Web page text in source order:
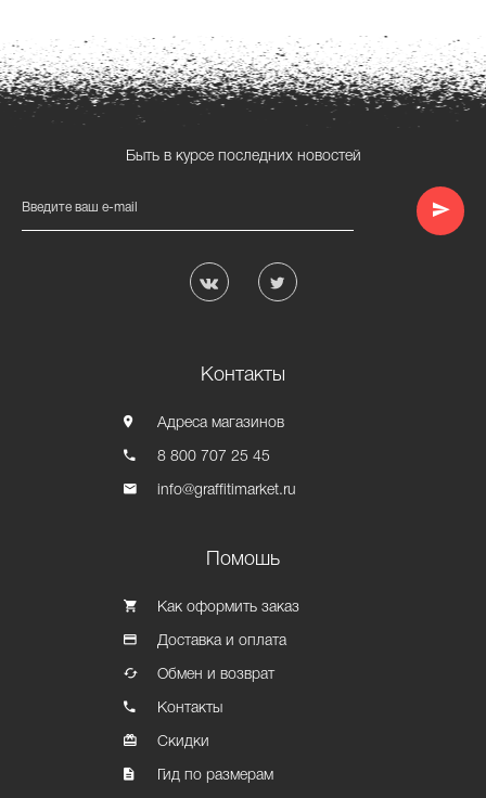
Быть в курсе последних новостей
Введите ваш e-mail
Контакты
Адреса магазинов
8 800 707 25 45
info@graffitimarket.ru
Помошь
Как оформить заказ
Доставка и оплата
Обмен и возврат
Контакты
Скидки
Гид по размерам